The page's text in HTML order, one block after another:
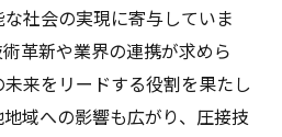
社会の実現に寄与していま
革新や業界の連携が求めら
来をリードする役割を果たし
域への影響も広がり、圧接技